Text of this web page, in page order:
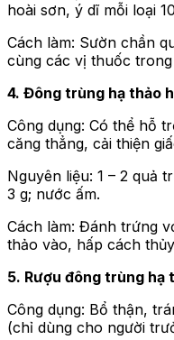
hoài sơn, ý dĩ mỗi loại
Cách làm: Sườn chần
cùng các vị thuốc trong
4. Đông trùng hạ thảo
Công dụng: Có thể hỗ
căng thẳng, cải thiện
Nguyên liệu: 1 – 2 quả
3 g; nước ấm.
Cách làm: Đánh trứng
thảo vào, hấp cách
5. Rượu đông trùng hạ
Công dụng: Bổ thận,
(chỉ dùng cho người